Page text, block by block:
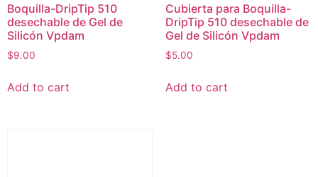
Boquilla-DripTip 510
desechable de Gel de
Silicón Vpdam
$9.00
Add to cart
Cubierta para Boquilla-
DripTip 510 desechable de
Gel de Silicón Vpdam
$5.00
Add to cart